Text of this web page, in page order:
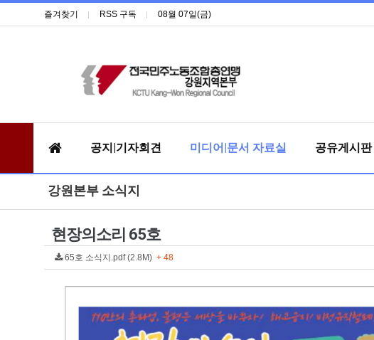
즐겨찾기 RSS 구독 08월 07일(금)
공지|기자회견 미디어|문서 자료실 공유게시판
강원본부 소식지
현장의소리 65호
65호 소식지.pdf (2.8M) + 48